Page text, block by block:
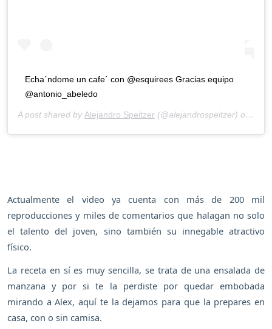
Echa´ndome un cafe´ con @esquirees Gracias equipo
@antonio_abeledo
A post shared by Alejandro Speitzer (@alejandrospeitzer) on
Actualmente el video ya cuenta con más de 200 mil
reproducciones y miles de comentarios que halagan no solo
el talento del joven, sino también su innegable atractivo
físico.
La receta en sí es muy sencilla, se trata de una ensalada de
manzana y por si te la perdiste por quedar embobada
mirando a Alex, aquí te la dejamos para que la prepares en
casa, con o sin camisa.